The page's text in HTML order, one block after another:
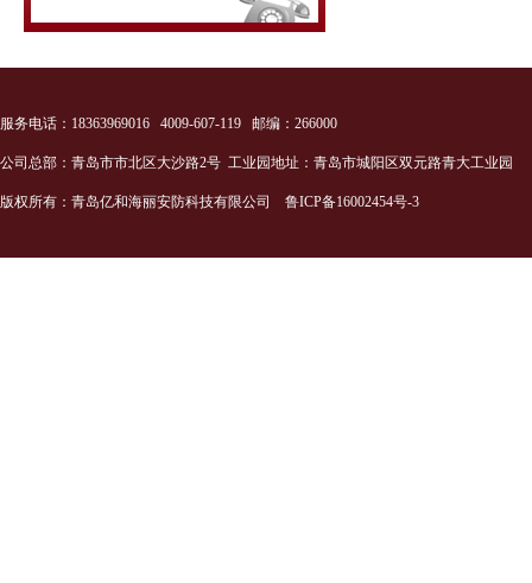
服务电话：18363969016 4009-607-119 邮编：266000
公司总部：青岛市市北区大沙路2号 工业园地址：青岛市城阳区双元路青大工业园
版权所有：青岛亿和海丽安防科技有限公司 鲁ICP备16002454号-3